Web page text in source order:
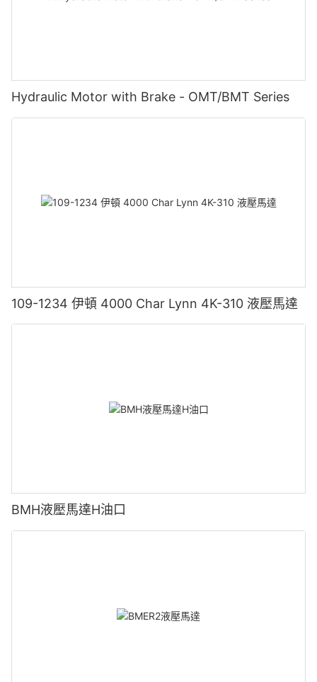
Hydraulic Motor with Brake - OMT/BMT Series
109-1234 伊頓 4000 Char Lynn 4K-310 液壓馬達
BMH液壓馬達H油口